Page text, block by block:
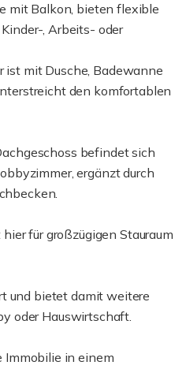
mit Balkon, bieten flexible
, Arbeits- oder
ist mit Dusche, Badewanne
den komfortablen
befindet sich
ergänzt durch
für großzügigen Stauraum
und bietet damit weitere
oder Hauswirtschaft.
Immobilie in einem